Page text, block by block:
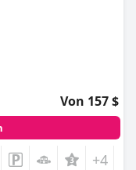
Von 157 $
+4